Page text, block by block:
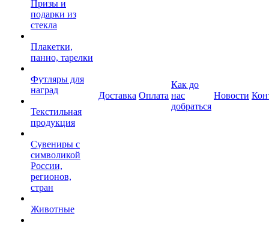
Призы и
подарки из
стекла
Плакетки,
панно, тарелки
Футляры для
наград
Текстильная
продукция
Сувениры с
символикой
России,
регионов,
стран
Животные
Доставка Оплата
Как до
нас
добраться
Новости